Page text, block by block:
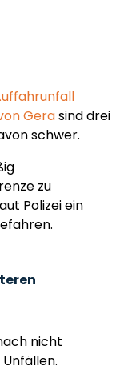
Gerasind drei
schwer.
zu
Polizei ein
nicht